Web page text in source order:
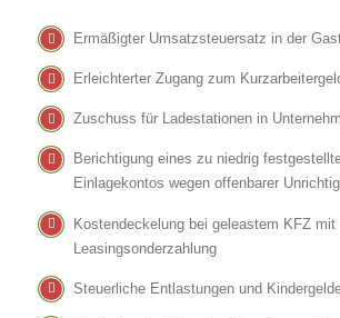
Ermäßigter Umsatzsteuersatz in der
Erleichterter Zugang zum
Zuschuss für Ladestationen in
Berichtigung eines zu niedrig
Einlagekontos wegen offenbarer
Kostendeckelung bei geleastem KFZ mit
Leasingsonderzahlung
Steuerliche Entlastungen und